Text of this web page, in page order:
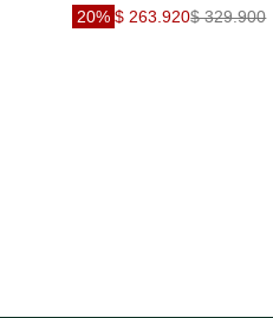
20% $ 263.920$ 329.900